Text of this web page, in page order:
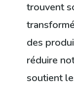
trouvent
des
réduire
soutient